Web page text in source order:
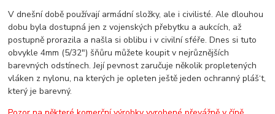
V dnešní době používají armádní složky, ale i civilisté. Ale dlouhou
dobu byla dostupná jen z vojenských přebytku a aukcích, až
postupně prorazila a našla si oblibu i v civilní sféře. Dnes si tuto
obvykle 4mm (5/32") šňůru můžete koupit v nejrůznějších
barevných odstínech. Její pevnost zaručuje několik propletených
vláken z nylonu, na kterých je opleten ještě jeden ochranný pláš‘t,
který je barevný.